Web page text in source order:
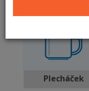
Plecháček